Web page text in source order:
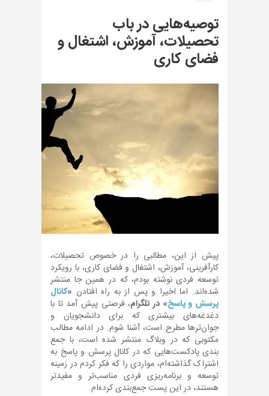
توصیه‌هایی در باب
تحصیلات، آموزش، اشتغال و
فضای کاری
پیش از این، مطالبی را در خصوص تحصیلات،
کارآفرینی، آموزش، اشتغال و فضای کاری، با رویکرد
توسعه فردی نوشته بودم، که در همین جا منتشر
شده‌اند. اما اخیرا و پس از به راه افتادن «کانال
پرسش و پاسخ» در تلگرام، فرصتی پیش آمد تا با
دغدغه‌های بیشتری که برای دانشجویان و
جوان‌ترها مطرح است، آشنا شوم. در ادامه مطالب
مکتوبی که در وبلاگ منتشر شده است، با جمع
بندی پادکست‌هایی که در کانال پرسش و پاسخ به
اشتراک گذاشته‌ام، مواردی را که فکر کردم در زمینه
توسعه و برنامه‌ریزی فردی مناسب‌تر و مفیدتر
هستند، در این پست جمع‌بندی کرده‌ام.